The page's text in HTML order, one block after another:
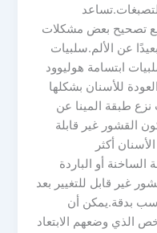
تصحيح بعض مشكلات
عن الألم.سلبيات
ابتسامة هوليوود
للأسنان بشكلها
طبقة المينا عن
القشور غير قابلة
أكثر
أو الباردة
غير قابل للتغيير بعد
بدقة.يمكن أن
الذي وضعهم الابتعاد